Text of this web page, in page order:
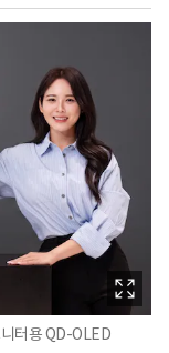
터용 QD-OLED